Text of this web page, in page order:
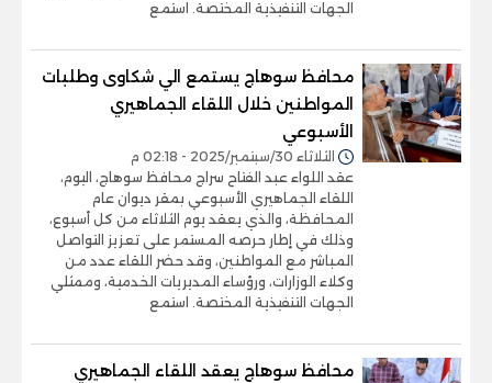
الجهات التنفيذية المختصة. استمع
محافظ سوهاج يستمع الي شكاوى وطلبات
المواطنين خلال اللقاء الجماهيري
الأسبوعي
الثلاثاء 30/سبتمبر/2025 - 02:18 م
عقد اللواء عبد الفتاح سراج محافظ سوهاج، اليوم،
اللقاء الجماهيري الأسبوعي بمقر ديوان عام
المحافظة، والذي يعقد يوم الثلاثاء من كل أسبوع،
وذلك في إطار حرصه المستمر على تعزيز التواصل
المباشر مع المواطنين، وقد حضر اللقاء عدد من
وكلاء الوزارات، ورؤساء المديريات الخدمية، وممثلي
الجهات التنفيذية المختصة. استمع
محافظ سوهاج يعقد اللقاء الجماهيري